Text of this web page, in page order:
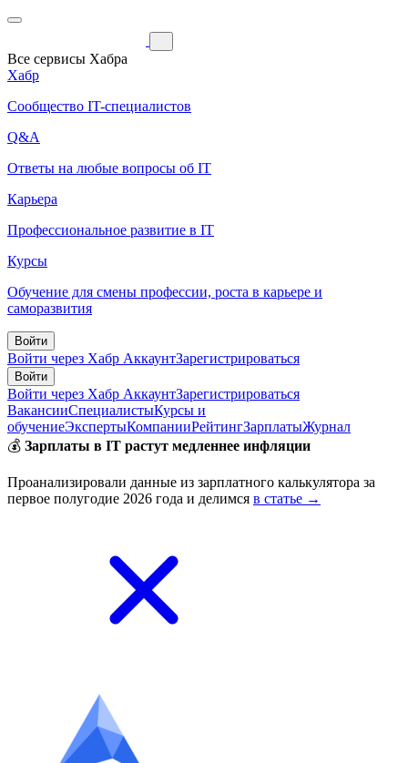
Все сервисы Хабра
Хабр
Сообщество IT-специалистов
Q&A
Ответы на любые вопросы об IT
Карьера
Профессиональное развитие в IT
Курсы
Обучение для смены профессии, роста в карьере и
саморазвития
Войти
Войти через Хабр АккаунтЗарегистрироваться
Войти
Войти через Хабр АккаунтЗарегистрироваться
ВакансииСпециалистыКурсы и
обучениеЭкспертыКомпанииРейтингЗарплатыЖурнал
💰 Зарплаты в IT растут медленнее инфляции
Проанализировали данные из зарплатного калькулятора за
первое полугодие 2026 года и делимся в статье →